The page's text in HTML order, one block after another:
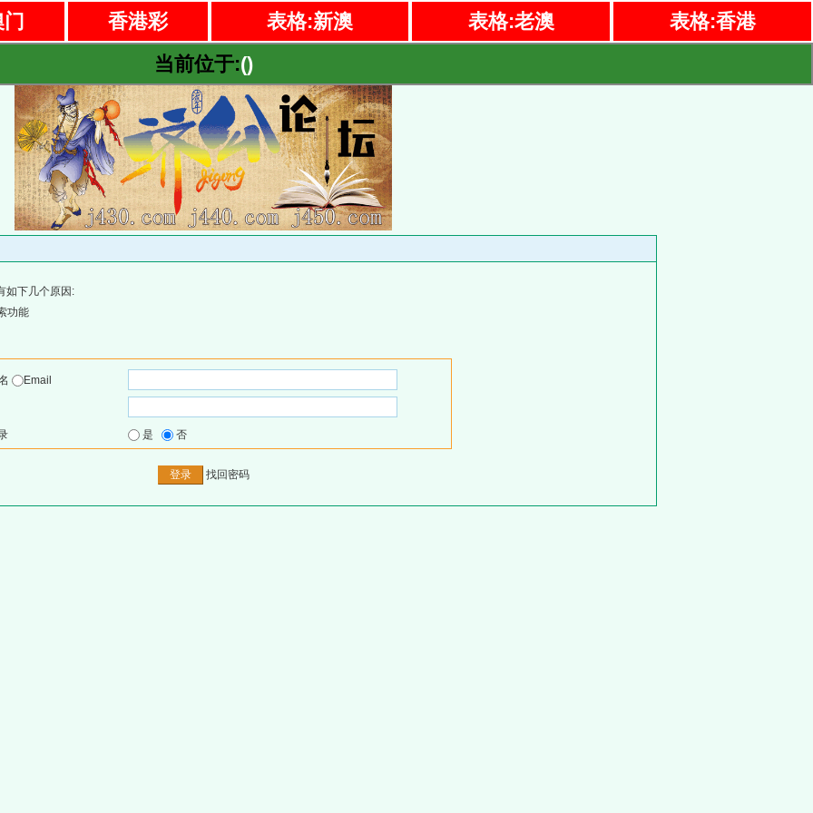
香港彩 表格:新澳 表格:老澳
表格:香港
当前位于:()
如下几个原因:
功能
Email
是 否
找回密码